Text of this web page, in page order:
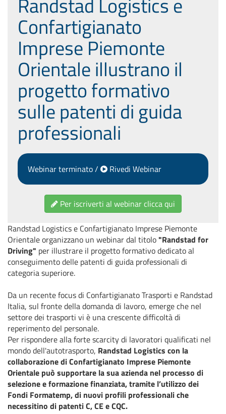
Confartigianato
Imprese Piemonte
Orientale illustrano il
progetto formativo
sulle patenti di guida
professionali
Webinar terminato / Rivedi Webinar
Per iscriverti al webinar clicca qui
Randstad Logistics e Confartigianato Imprese Piemonte
Orientale organizzano un webinar dal titolo "Randstad for
Driving" per illustrare il progetto formativo dedicato al
conseguimento delle patenti di guida professionali di
categoria superiore.
Da un recente focus di Confartigianato Trasporti e Randstad
Italia, sul fronte della domanda di lavoro, emerge che nel
settore dei trasporti vi è una crescente difficoltà di
reperimento del personale.
Per rispondere alla forte scarcity di lavoratori qualificati nel
mondo dell'autotrasporto, Randstad Logistics con la
collaborazione di Confartigianato Imprese Piemonte
Orientale può supportare la sua azienda nel processo di
selezione e formazione finanziata, tramite l’utilizzo dei
Fondi Formatemp, di nuovi profili professionali che
necessitino di patenti C, CE e CQC.